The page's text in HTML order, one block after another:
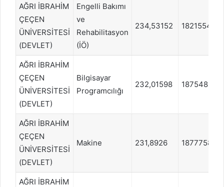
AĞRI İBRAHİM
ÇEÇEN
ÜNİVERSİTESİ
(DEVLET)
Engelli Bakımı
ve
Rehabilitasyon
(İÖ)
234,53152 1821554
AĞRI İBRAHİM
ÇEÇEN
ÜNİVERSİTESİ
(DEVLET)
Bilgisayar
Programcılığı
232,01598 1875489
AĞRI İBRAHİM
ÇEÇEN
ÜNİVERSİTESİ
(DEVLET)
Makine 231,8926 1877758
AĞRI İBRAHİM